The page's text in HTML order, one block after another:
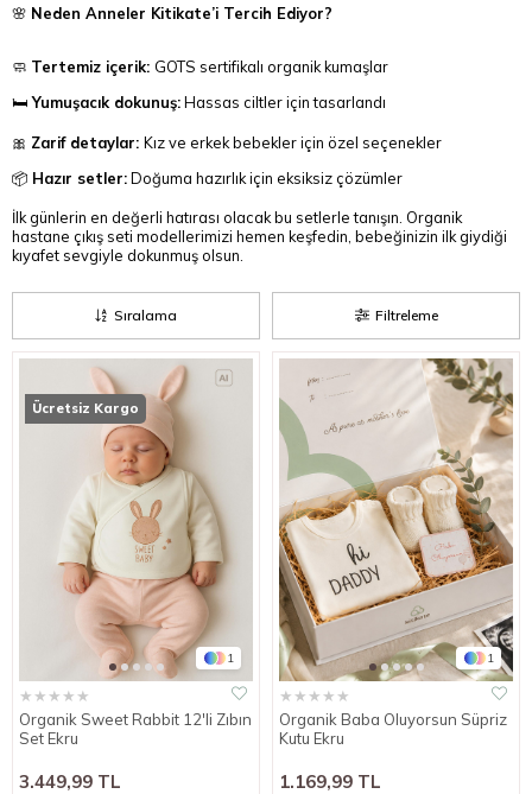
🌸 Neden Anneler Kitikate’i Tercih Ediyor?
🧼 Tertemiz içerik: GOTS sertifikalı organik kumaşlar
🛏️Yumuşacık dokunuş:Hassas ciltler için tasarlandı
🎀 Zarif detaylar: Kız ve erkek bebekler için özel seçenekler
📦 Hazır setler:Doğuma hazırlık için eksiksiz çözümler
İlk günlerin en değerli hatırası olacak bu setlerle tanışın. Organik
hastane çıkış seti modellerimizi hemen keşfedin, bebeğinizin ilk giydiği
kıyafet sevgiyle dokunmuş olsun.
Filtreleme
Sıralama
1
★★★★★
Organik Sweet Rabbit 12'li Zıbın
Set Ekru
3.449,99 TL
Ücretsiz Kargo
1
★★★★★
Organik Baba Oluyorsun Süpriz
Kutu Ekru
1.169,99 TL